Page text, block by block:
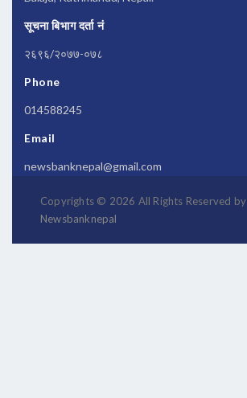
सूचना बिभाग दर्ता नं
२६९६/२०७७-०७८
Phone
014588245
Email
newsbanknepal@gmail.com
Copyrights © 2026 All Rights Reserved by
Newsbanknepal